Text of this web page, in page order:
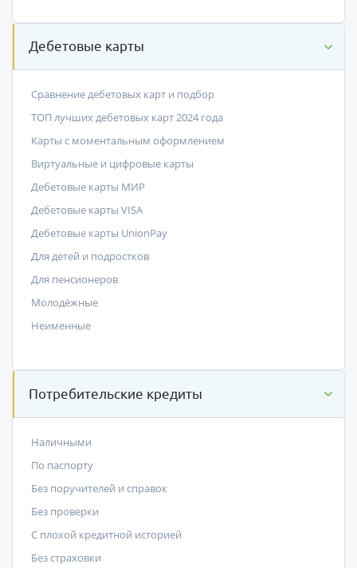
Дебетовые карты
Сравнение дебетовых карт и подбор
ТОП лучших дебетовых карт 2024 года
Карты с моментальным оформлением
Виртуальные и цифровые карты
Дебетовые карты МИР
Дебетовые карты VISA
Дебетовые карты UnionPay
Для детей и подростков
Для пенсионеров
Молодёжные
Неименные
Потребительские кредиты
Наличными
По паспорту
Без поручителей и справок
Без проверки
С плохой кредитной историей
Без страховки